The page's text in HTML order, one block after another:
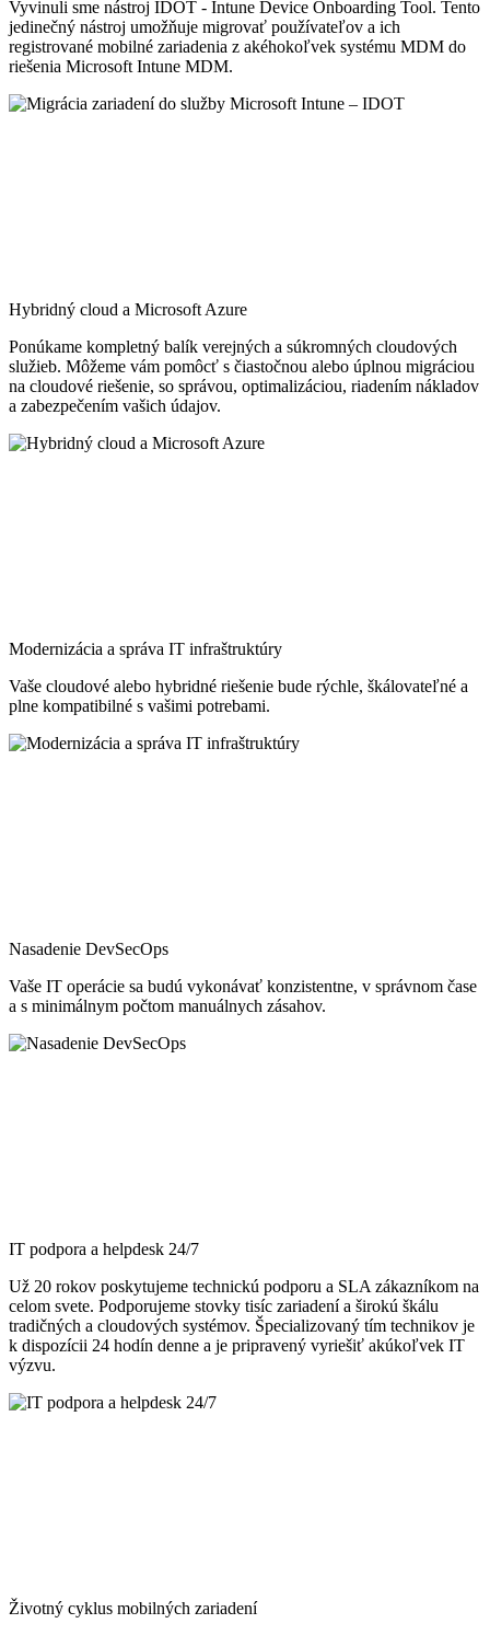
Vyvinuli sme nástroj IDOT - Intune Device Onboarding Tool. Tento
jedinečný nástroj umožňuje migrovať používateľov a ich
registrované mobilné zariadenia z akéhokoľvek systému MDM do
riešenia Microsoft Intune MDM.
Hybridný cloud a Microsoft Azure
Ponúkame kompletný balík verejných a súkromných cloudových
služieb. Môžeme vám pomôcť s čiastočnou alebo úplnou migráciou
na cloudové riešenie, so správou, optimalizáciou, riadením nákladov
a zabezpečením vašich údajov.
Modernizácia a správa IT infraštruktúry
Vaše cloudové alebo hybridné riešenie bude rýchle, škálovateľné a
plne kompatibilné s vašimi potrebami.
Nasadenie DevSecOps
Vaše IT operácie sa budú vykonávať konzistentne, v správnom čase
a s minimálnym počtom manuálnych zásahov.
IT podpora a helpdesk 24/7
Už 20 rokov poskytujeme technickú podporu a SLA zákazníkom na
celom svete. Podporujeme stovky tisíc zariadení a širokú škálu
tradičných a cloudových systémov. Špecializovaný tím technikov je
k dispozícii 24 hodín denne a je pripravený vyriešiť akúkoľvek IT
výzvu.
Životný cyklus mobilných zariadení